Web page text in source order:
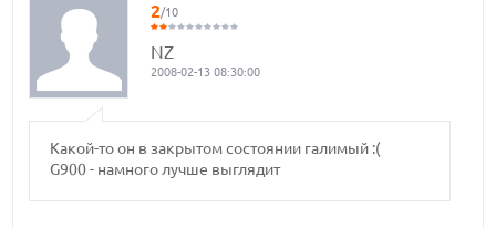
2/10
NZ
2008-02-13 08:30:00
Какой-то он в закрытом состоянии галимый :(
G900 - намного лучше выглядит